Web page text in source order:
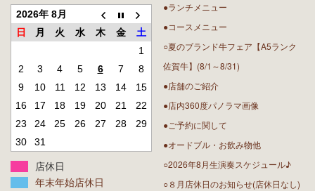
2026年 8月
日
月 火 水 木 金
土
1
2
3 4 5 6 7
8
9
10 11 12 13 14
15
16
17 18 19 20 21
22
23
24 25 26 27 28
29
30
31
店休日
年末年始店休日
●ランチメニュー
●コースメニュー
○夏のブランド牛フェア【A5ランク
佐賀牛】(8/1～8/31)
●店舗のご紹介
●店内360度パノラマ画像
●ご予約に関して
●オードブル・お飲み物他
○2026年8月生演奏スケジュール♪
○８月店休日のお知らせ(店休日なし)